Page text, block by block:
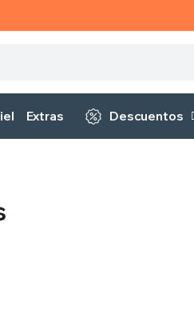
Extras Descuentos